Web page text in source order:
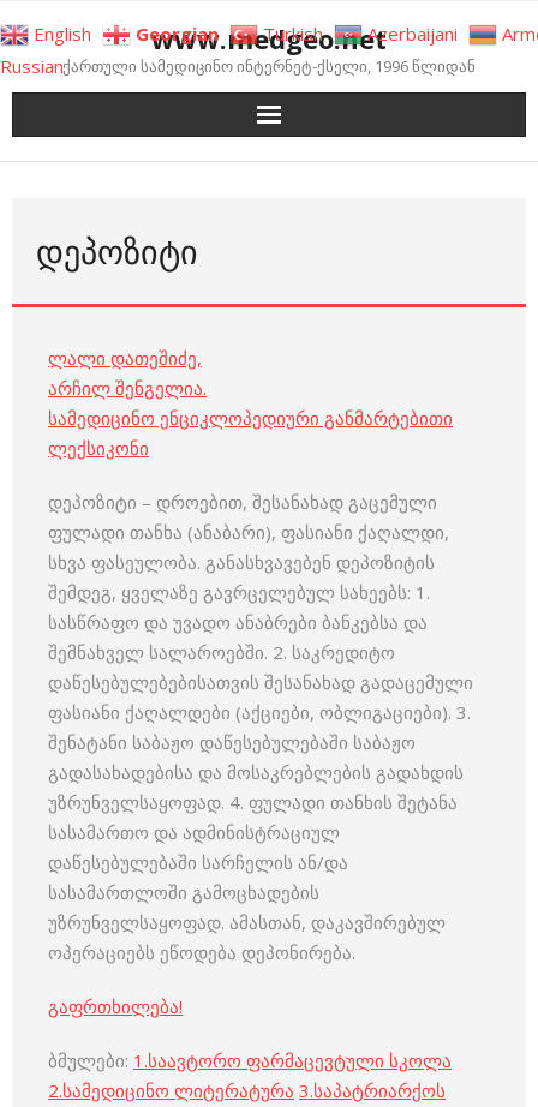
to
content
www.medgeo.net
ქართული სამედიცინო ინტერნეტ-ქსელი, 1996 წლიდან
ᲓᲔᲞᲝᲖᲘᲢᲘ
ლალი დათეშიძე,
არჩილ შენგელია.
სამედიცინო ენციკლოპედიური განმარტებითი
ლექსიკონი
დეპოზიტი – დროებით, შესანახად გაცემული
ფულადი თანხა (ანაბარი), ფასიანი ქაღალდი,
სხვა ფასეულობა. განასხვავებენ დეპოზიტის
შემდეგ, ყველაზე გავრცელებულ სახეებს: 1.
სასწრაფო და უვადო ანაბრები ბანკებსა და
შემნახველ სალაროებში. 2. საკრედიტო
დაწესებულებებისათვის შესანახად გადაცემული
ფასიანი ქაღალდები (აქციები, ობლიგაციები). 3.
შენატანი საბაჟო დაწესებულებაში საბაჟო
გადასახადებისა და მოსაკრებლების გადახდის
უზრუნველსაყოფად. 4. ფულადი თანხის შეტანა
სასამართო და ადმინისტრაციულ
დაწესებულებაში სარჩელის ან/და
სასამართლოში გამოცხადების
უზრუნველსაყოფად. ამასთან, დაკავშირებულ
ოპერაციებს ეწოდება დეპონირება.
გაფრთხილება!
ბმულები: 1.საავტორო ფარმაცევტული სკოლა
2.სამედიცინო ლიტერატურა 3.საპატრიარქოს
English Georgian Turkish Azerbaijani
Russian